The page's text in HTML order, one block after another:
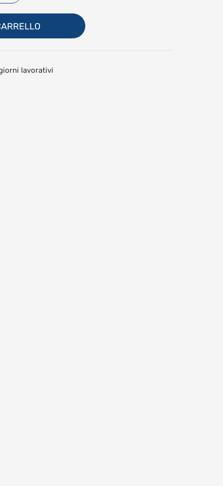
Crea un account
lavorativi